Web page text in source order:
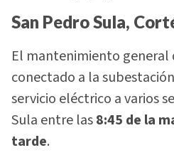
San Pedro Sula,
El mantenimiento general
conectado a la
servicio eléctrico a varios
Sula entre las8:45 de la
tarde.